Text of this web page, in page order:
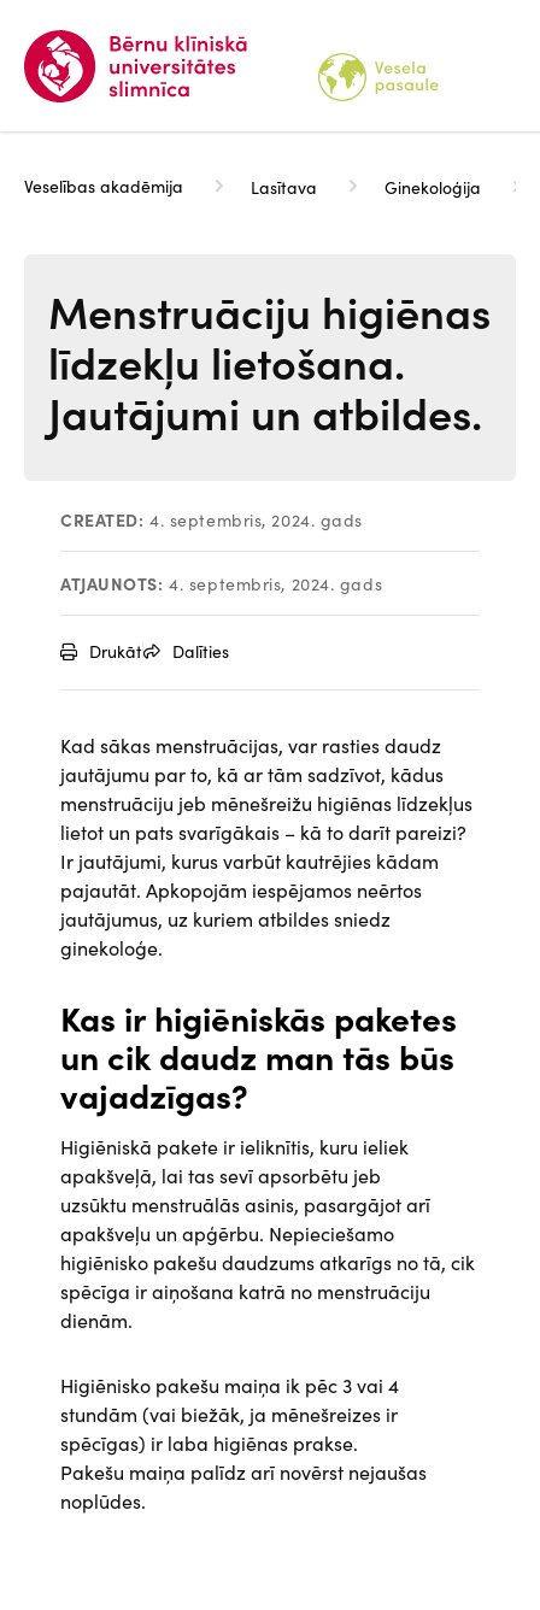
galveno
saturu
Veselības akadēmija Lasītava Ginekoloģija
Menstruāciju higiēnas
līdzekļu lietošana.
Jautājumi un atbildes.
CREATED: 4. septembris, 2024. gads
ATJAUNOTS: 4. septembris, 2024. gads
Drukāt Dalīties
Kad sākas menstruācijas, var rasties daudz
jautājumu par to, kā ar tām sadzīvot, kādus
menstruāciju jeb mēnešreižu higiēnas līdzekļus
lietot un pats svarīgākais – kā to darīt pareizi?
Ir jautājumi, kurus varbūt kautrējies kādam
pajautāt. Apkopojām iespējamos neērtos
jautājumus, uz kuriem atbildes sniedz
ginekoloģe.
Kas ir higiēniskās paketes
un cik daudz man tās būs
vajadzīgas?
Higiēniskā pakete ir ieliknītis, kuru ieliek
apakšveļā, lai tas sevī apsorbētu jeb
uzsūktu menstruālās asinis, pasargājot arī
apakšveļu un apģērbu. Nepieciešamo
higiēnisko pakešu daudzums atkarīgs no tā, cik
spēcīga ir aiņošana katrā no menstruāciju
dienām.
Higiēnisko pakešu maiņa ik pēc 3 vai 4
stundām (vai biežāk, ja mēnešreizes ir
spēcīgas) ir laba higiēnas prakse.
Pakešu maiņa palīdz arī novērst nejaušas
noplūdes.